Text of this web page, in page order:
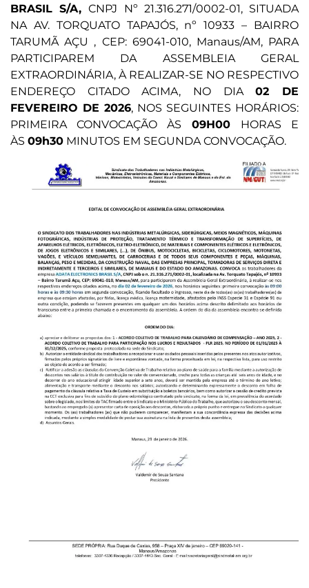
BRASIL S/A,CNPJ Nº 21.316.271/0002-01, SITUADA
NA AV. TORQUATO TAPAJÓS, nº 10933 – BAIRRO
TARUMÃ AÇU , CEP: 69041-010, Manaus/AM, PARA
PARTICIPAREM DA ASSEMBLEIA GERAL
EXTRAORDINÁRIA, À REALIZAR-SE NO RESPECTIVO
ENDEREÇO CITADO ACIMA, NO DIA02 DE
FEVEREIRO DE 2026, NOS SEGUINTES HORÁRIOS:
PRIMEIRA CONVOCAÇÃO ÀS 09H00 HORAS E
ÀS 09h30 MINUTOS EM SEGUNDA CONVOCAÇÃO.